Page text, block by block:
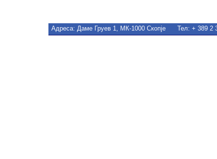
Адреса: Даме Груев 1, МК-1000 Скопје Тел: + 389